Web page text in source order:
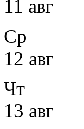
11 авг
Ср
12 авг
Чт
13 авг